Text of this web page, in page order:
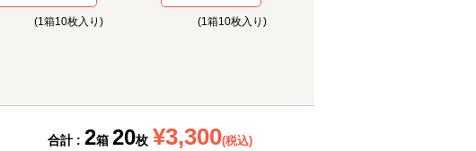
(1箱10枚入り) (1箱10枚入り)
合計 : 2箱 20枚 ¥3,300(税込)